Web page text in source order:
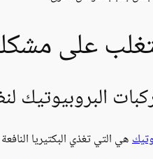
على
البروبيوتيك
هي التي تغذي البكتيريا